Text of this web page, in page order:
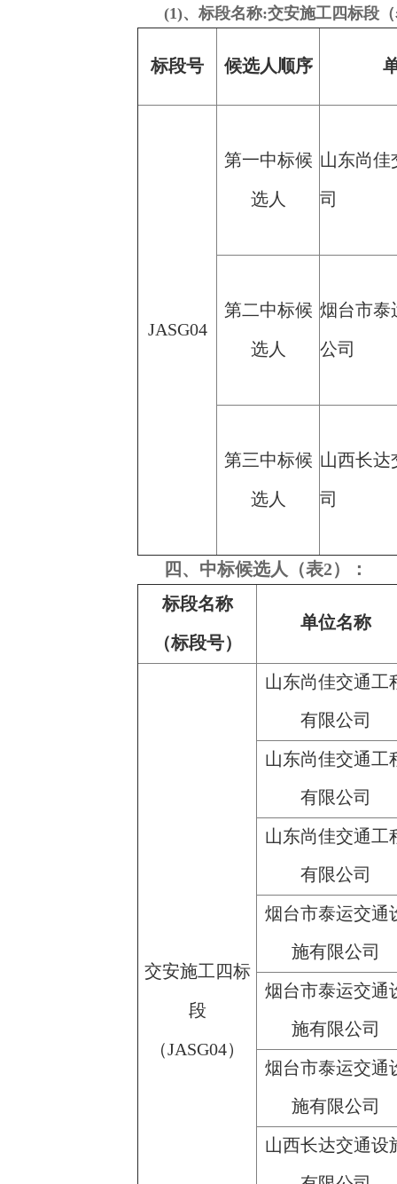
(1)、标段名称:交安施工四标段
标段号 候选人顺序
JASG04
第一中标候
选人
山东尚佳
司
第二中标候
选人
烟台市泰
公司
第三中标候
选人
山西长达
司
四、中标候选人（表2）：
标段名称
（标段号）
单位名称
交安施工四标
段
（JASG04）
山东尚佳交通工
有限公司
山东尚佳交通工
有限公司
山东尚佳交通工
有限公司
烟台市泰运交通
施有限公司
烟台市泰运交通
施有限公司
烟台市泰运交通
施有限公司
山西长达交通设